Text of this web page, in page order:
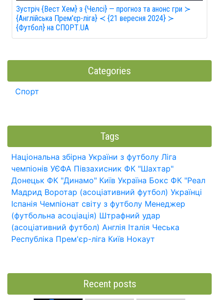
Зустріч {Вест Хем} з {Челсі} — прогноз та анонс гри ≻
{Англійська Прем'єр-ліга} ≺ {21 вересня 2024} ≻
{Футбол} на СПОРТ.UA
Categories
Спорт
Tags
Національна збірна України з футболу Ліга
чемпіонів УЄФА Півзахисник ФК "Шахтар"
Донецьк ФК "Динамо" Київ Україна Бокс ФК "Реал
Мадрид Воротар (асоціативний футбол) Українці
Іспанія Чемпіонат світу з футболу Менеджер
(футбольна асоціація) Штрафний удар
(асоціативний футбол) Англія Італія Чеська
Республіка Прем'єр-ліга Київ Нокаут
Recent posts